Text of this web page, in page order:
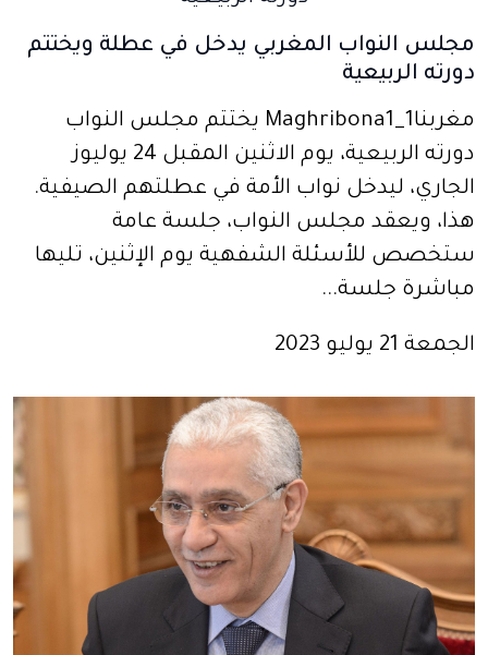
مجلس النواب المغربي يدخل في عطلة ويختتم
دورته الربيعية
مغربنا1_Maghribona1 يختتم مجلس النواب
دورته الربيعية، يوم الاثنين المقبل 24 يوليوز
الجاري، ليدخل نواب الأمة في عطلتهم الصيفية.
هذا، ويعقد مجلس النواب، جلسة عامة
ستخصص للأسئلة الشفهية يوم الإثنين، تليها
مباشرة جلسة...
الجمعة 21 يوليو 2023